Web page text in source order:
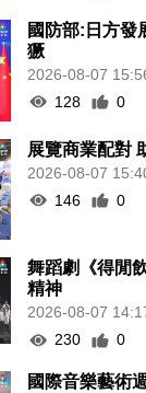
國防部:日方發
獗
2026-08-07
128
0
展覽商業配對
2026-08-07
146
0
舞蹈劇《得閒
精神
2026-08-07
230
0
國際音樂藝術